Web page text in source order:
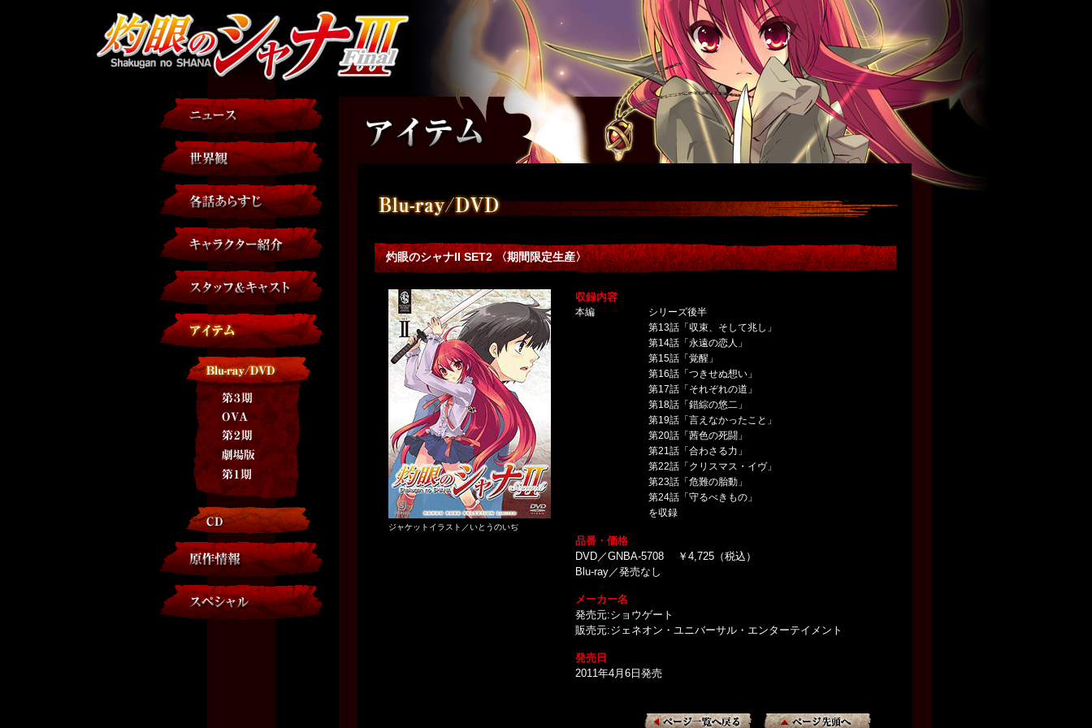
灼眼のシャナII SET2 〈期間限定生産〉
ジャケットイラスト／いとうのいぢ
収録内容
本編
シリーズ後半
第13話「収束、そして兆し」
第14話「永遠の恋人」
第15話「覚醒」
第16話「つきせぬ想い」
第17話「それぞれの道」
第18話「錯綜の悠二」
第19話「言えなかったこと」
第20話「茜色の死闘」
第21話「合わさる力」
第22話「クリスマス・イヴ」
第23話「危難の胎動」
第24話「守るべきもの」
を収録
品番・価格
DVD／GNBA-5708 ￥4,725（税込）
Blu-ray／発売なし
メーカー名
発売元:ショウゲート
販売元:ジェネオン・ユニバーサル・エンターテイメント
発売日
2011年4月6日発売